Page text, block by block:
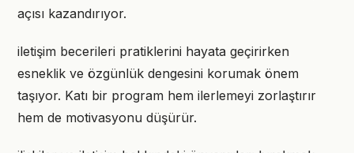
açısı kazandırıyor.
iletişim becerileri pratiklerini hayata geçirirken
esneklik ve özgünlük dengesini korumak önem
taşıyor. Katı bir program hem ilerlemeyi zorlaştırır
hem de motivasyonu düşürür.